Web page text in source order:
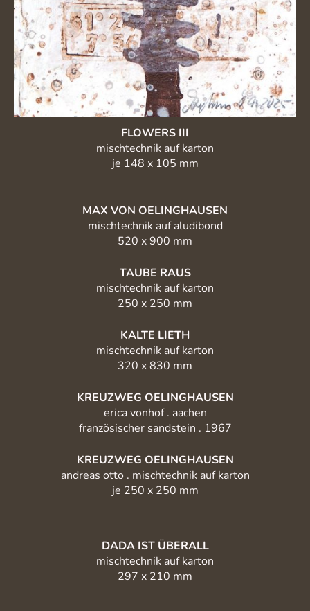
FLOWERS III
mischtechnik auf karton
je 148 x 105 mm
MAX VON OELINGHAUSEN
mischtechnik auf aludibond
520 x 900 mm
TAUBE RAUS
mischtechnik auf karton
250 x 250 mm
KALTE LIETH
mischtechnik auf karton
320 x 830 mm
KREUZWEG OELINGHAUSEN
erica vonhof . aachen
französischer sandstein . 1967
KREUZWEG OELINGHAUSEN
andreas otto . mischtechnik auf karton
je 250 x 250 mm
DADA IST ÜBERALL
mischtechnik auf karton
297 x 210 mm